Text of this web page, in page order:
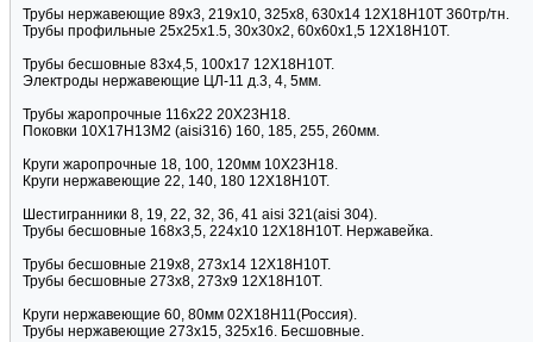
Трубы нержавеющие 89х3, 219х10, 325х8, 630х14 12Х18Н10Т 360тр/тн.
Трубы профильные 25х25х1.5, 30х30х2, 60х60х1,5 12Х18Н10Т.
Трубы бесшовные 83х4,5, 100х17 12Х18Н10Т.
Электроды нержавеющие ЦЛ-11 д.3, 4, 5мм.
Трубы жаропрочные 116х22 20Х23Н18.
Поковки 10Х17Н13М2 (aisi316) 160, 185, 255, 260мм.
Круги жаропрочные 18, 100, 120мм 10Х23Н18.
Круги нержавеющие 22, 140, 180 12Х18Н10Т.
Шестигранники 8, 19, 22, 32, 36, 41 aisi 321(aisi 304).
Трубы бесшовные 168х3,5, 224х10 12Х18Н10Т. Нержавейка.
Трубы бесшовные 219х8, 273х14 12Х18Н10Т.
Трубы бесшовные 273х8, 273х9 12Х18Н10Т.
Круги нержавеющие 60, 80мм 02Х18Н11(Россия).
Трубы нержавеющие 273х15, 325х16. Бесшовные.